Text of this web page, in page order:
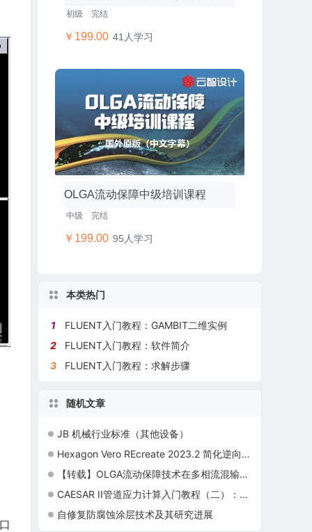
初级 完结
￥199.00 41人学习
8节
OLGA流动保障中级培训课程
中级 完结
￥199.00 95人学习
本类热门
1
FLUENT入门教程：GAMBIT二维实例
2
FLUENT入门教程：软件简介
3
FLUENT入门教程：求解步骤
随机文章
JB 机械行业标准（其他设备）
Hexagon Vero REcreate 2023.2 简化逆向工程软件
【转载】OLGA流动保障技术在多相流混输管道中的应用
CAESAR II管道应力计算入门教程（二）：基础操作（初始位移、管嘴、弹簧）
自修复防腐蚀涂层技术及其研究进展